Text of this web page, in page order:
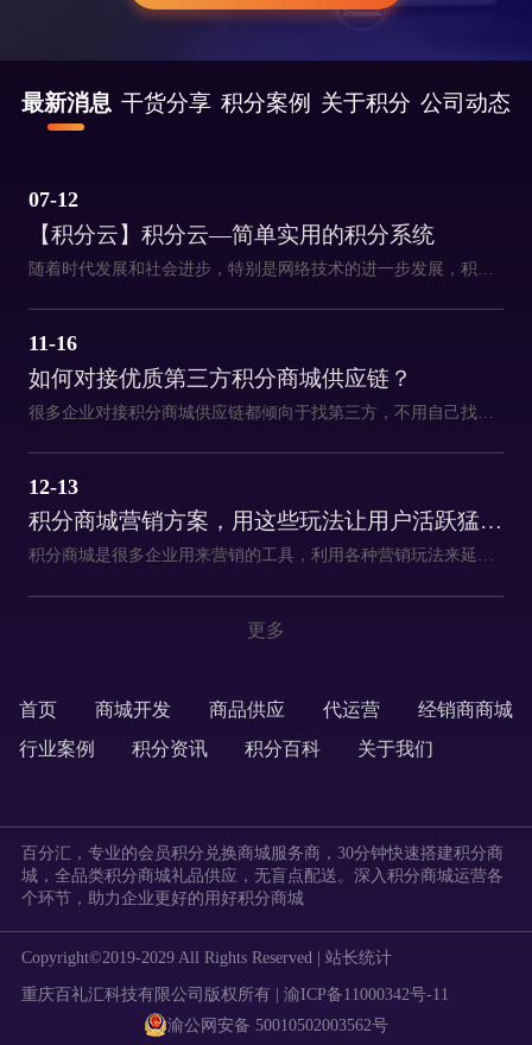
最新消息 干货分享 积分案例 关于积分 公司动态
07-12
【积分云】积分云—简单实用的积分系统
11-16
如何对接优质第三方积分商城供应链？
12-13
积分商城营销方案，用这些玩法让用户活跃猛涨！
积分商城是很多企业用来营销的工具，利用各种营销玩法来延长用户停留时间、增加用户连续日活、刺激用户复购消费。
更多
首页 商城开发 商品供应 代运营
经销商商城
行业案例
积分资讯 积分百科 关于我们
百分汇，专业的会员积分兑换商城服务商，30分钟快速搭建积分商
城，全品类积分商城礼品供应，无盲点配送。深入积分商城运营各
个环节，助力企业更好的用好积分商城
Copyright©2019-2029 All Rights Reserved | 站长统计
重庆百礼汇科技有限公司版权所有 | 渝ICP备11000342号-11
渝公网安备 50010502003562号